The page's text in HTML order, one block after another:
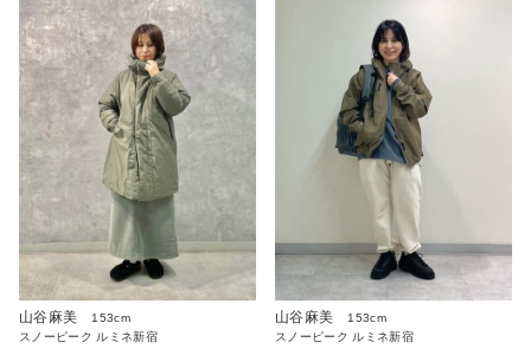
山谷麻美
153cm
スノーピーク ルミネ新宿
山谷麻美
153cm
スノーピーク ルミネ新宿